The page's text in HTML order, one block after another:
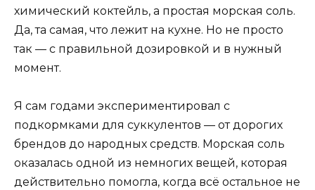
химический коктейль, а простая морская соль.
Да, та самая, что лежит на кухне. Но не просто
так — с правильной дозировкой и в нужный
момент.
Я сам годами экспериментировал с
подкормками для суккулентов — от дорогих
брендов до народных средств. Морская соль
оказалась одной из немногих вещей, которая
действительно помогла, когда всё остальное не